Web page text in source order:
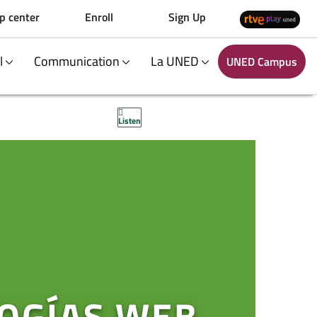
center Enroll Sign Up
Communication La UNED UNED Campus
Listen